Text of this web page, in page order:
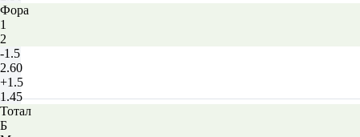
Фора
1
2
-1.5
2.60
+1.5
1.45
Тотал
Б